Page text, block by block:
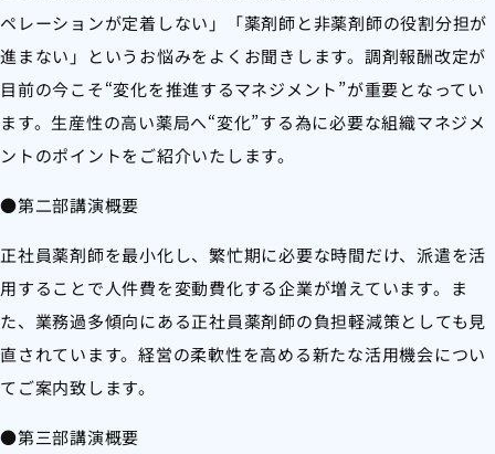
ペレーションが定着しない」「薬剤師と非薬剤師の役割分担が
進まない」というお悩みをよくお聞きします。調剤報酬改定が
目前の今こそ“変化を推進するマネジメント”が重要となってい
ます。生産性の高い薬局へ“変化”する為に必要な組織マネジメ
ントのポイントをご紹介いたします。
●第二部講演概要
正社員薬剤師を最小化し、繁忙期に必要な時間だけ、派遣を活
用することで人件費を変動費化する企業が増えています。ま
た、業務過多傾向にある正社員薬剤師の負担軽減策としても見
直されています。経営の柔軟性を高める新たな活用機会につい
てご案内致します。
●第三部講演概要